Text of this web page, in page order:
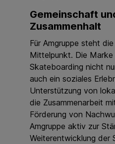
Gemeinschaft
Zusammenhalt
Für Amgruppe steht
Mittelpunkt. Die
Skateboarding nicht
auch ein soziales
Unterstützung von
die Zusammenarbeit
Förderung von
Amgruppe aktiv zur
Weiterentwicklung der